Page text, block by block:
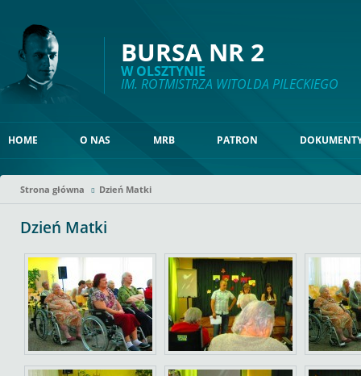
BURSA NR 2
W OLSZTYNIE
IM. ROTMISTRZA WITOLDA PILECKIEGO
HOME O NAS MRB PATRON
Strona główna Dzień Matki
Dzień Matki